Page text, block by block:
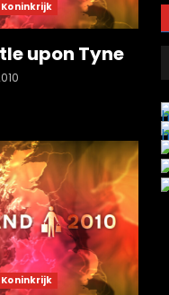
Koninkrijk
upon Tyne
Koninkrijk